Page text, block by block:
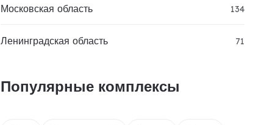
Московская область 134
Ленинградская область 71
Популярные комплексы